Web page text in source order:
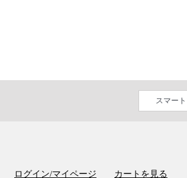
スマー
ログイン/マイページ カートを見る